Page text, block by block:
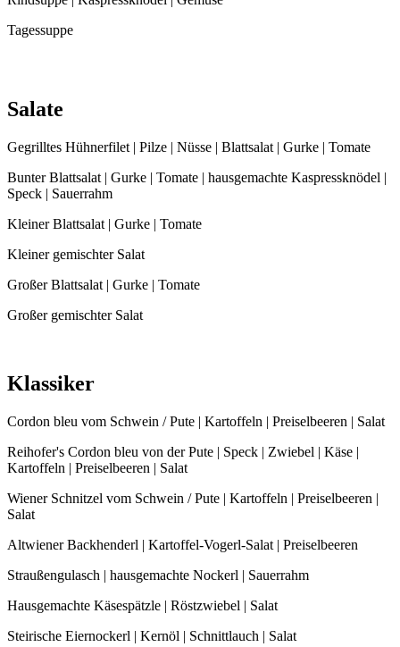
Tagessuppe
Salate
Gegrilltes Hühnerfilet | Pilze | Nüsse | Blattsalat | Gurke | Tomate
Bunter Blattsalat | Gurke | Tomate | hausgemachte Kaspressknödel |
Speck | Sauerrahm
Kleiner Blattsalat | Gurke | Tomate
Kleiner gemischter Salat
Großer Blattsalat | Gurke | Tomate
Großer gemischter Salat
Klassiker
Cordon bleu vom Schwein / Pute | Kartoffeln | Preiselbeeren | Salat
Reihofer's Cordon bleu von der Pute | Speck | Zwiebel | Käse |
Kartoffeln | Preiselbeeren | Salat
Wiener Schnitzel vom Schwein / Pute | Kartoffeln | Preiselbeeren |
Salat
Altwiener Backhenderl | Kartoffel-Vogerl-Salat | Preiselbeeren
Straußengulasch | hausgemachte Nockerl | Sauerrahm
Hausgemachte Käsespätzle | Röstzwiebel | Salat
Steirische Eiernockerl | Kernöl | Schnittlauch | Salat